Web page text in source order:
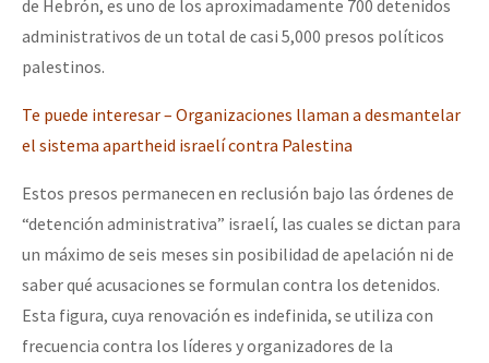
Libros para descargar
Medios Libres
de Hebrón, es uno de los aproximadamente 700 detenidos
administrativos de un total de casi 5,000 presos políticos
palestinos.
Te puede interesar – Organizaciones llaman a desmantelar
el sistema apartheid israelí contra Palestina
Estos presos permanecen en reclusión bajo las órdenes de
“detención administrativa” israelí, las cuales se dictan para
un máximo de seis meses sin posibilidad de apelación ni de
saber qué acusaciones se formulan contra los detenidos.
Esta figura, cuya renovación es indefinida, se utiliza con
frecuencia contra los líderes y organizadores de la